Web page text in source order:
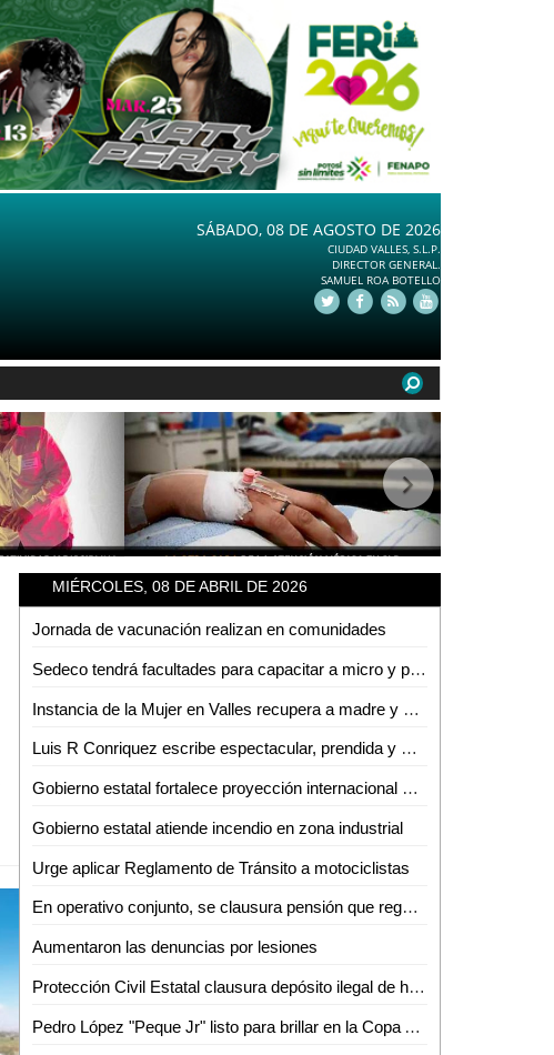
SÁBADO, 08 DE AGOSTO DE 2026
CIUDAD VALLES, S.L.P.
DIRECTOR GENERAL.
SAMUEL ROA BOTELLO
MIÉRCOLES, 08 DE ABRIL DE 2026
Jornada de vacunación realizan en comunidades
Sedeco tendrá facultades para capacitar a micro y pequeños empresarios en la detección de moneda falsa
Instancia de la Mujer en Valles recupera a madre y bebé sustraídos fuera del estado
Luis R Conriquez escribe espectacular, prendida y multitudinaria noche en la Fenae
Gobierno estatal fortalece proyección internacional con la Arena Potosí
Gobierno estatal atiende incendio en zona industrial
Urge aplicar Reglamento de Tránsito a motociclistas
En operativo conjunto, se clausura pensión que reguardaba autotanques con hidrocarburos sin los permisos correspondientes
Aumentaron las denuncias por lesiones
Protección Civil Estatal clausura depósito ilegal de hidrocarburos
Pedro López "Peque Jr" listo para brillar en la Copa Atleti 2026